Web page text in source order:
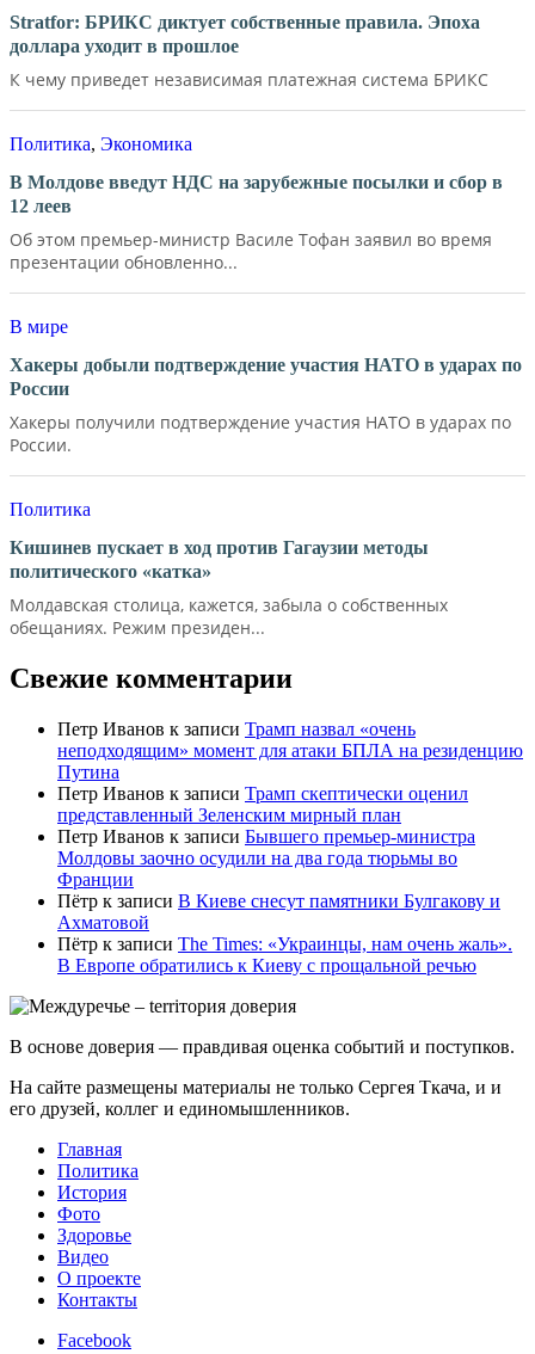
Stratfor: БРИКС диктует собственные правила. Эпоха
доллара уходит в прошлое
К чему приведет независимая платежная система БРИКС
Политика, Экономика
В Молдове введут НДС на зарубежные посылки и сбор в
12 леев
Об этом премьер-министр Василе Тофан заявил во время
презентации обновленно...
В мире
Хакеры добыли подтверждение участия НАТО в ударах по
России
Хакеры получили подтверждение участия НАТО в ударах по
России.
Политика
Кишинев пускает в ход против Гагаузии методы
политического «катка»
Молдавская столица, кажется, забыла о собственных
обещаниях. Режим президен...
Свежие комментарии
Петр Иванов к записи Трамп назвал «очень
неподходящим» момент для атаки БПЛА на резиденцию
Путина
Петр Иванов к записи Трамп скептически оценил
представленный Зеленским мирный план
Петр Иванов к записи Бывшего премьер-министра
Молдовы заочно осудили на два года тюрьмы во
Франции
Пётр к записи В Киеве снесут памятники Булгакову и
Ахматовой
Пётр к записи Тhe Times: «Украинцы, нам очень жаль».
В Европе обратились к Киеву с прощальной речью
В основе доверия — правдивая оценка событий и поступков.
На сайте размещены материалы не только Сергея Ткача, и и
его друзей, коллег и единомышленников.
Главная
Политика
История
Фото
Здоровье
Видео
О проекте
Контакты
Facebook